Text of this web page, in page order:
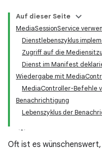
Auf dieser Seite
MediaSessionService
Dienstlebenszyklus
Zugriff auf die
Dienst im Manifest
Wiedergabe mit
MediaController-Befehle
Benachrichtigung
Lebenszyklus der
Oft ist es